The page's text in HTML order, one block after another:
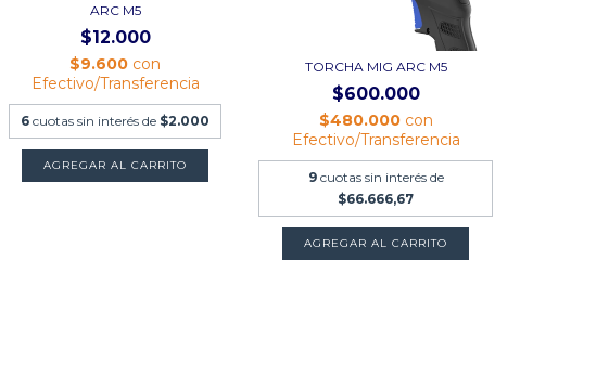
ARC M5
$12.000
$9.600 con
Efectivo/Transferencia
6 cuotas sin interés de $2.000
TORCHA MIG ARC M5
$600.000
$480.000 con
Efectivo/Transferencia
9 cuotas sin interés de
$66.666,67
AGREGAR AL CARRITO